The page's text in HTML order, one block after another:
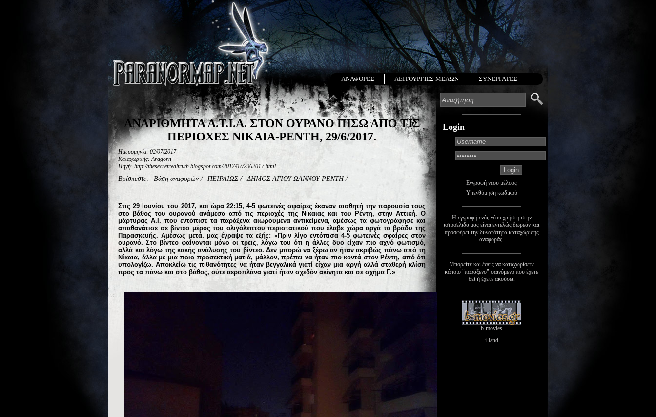
ΑΝΑΦΟΡΕΣ ΛΕΙΤΟΥΡΓΙΕΣ ΜΕΛΩΝ ΣΥΝΕΡΓΑΤΕΣ
ΑΝΑΡΙΘΜΗΤΑ Α.Τ.Ι.Α. ΣΤΟΝ ΟΥΡΑΝΟ ΠΙΣΩ ΑΠΟ ΤΙΣ
ΠΕΡΙΟΧΕΣ ΝΙΚΑΙΑ-ΡΕΝΤΗ, 29/6/2017.
Ημερομηνία: 02/07/2017
Καταχωριτής: Aragorn
Πηγή: http://thesecretrealtruth.blogspot.com/2017/07/2962017.html
Βρίσκεστε: Βάση αναφορών/ ΠΕΙΡΑΙΩΣ / ΔΗΜΟΣ ΑΓΙΟΥ ΩΑΝΝΟΥ ΡΕΝΤΗ/
Στις 29 Ιουνίου του 2017, και ώρα 22:15, 4-5 φωτεινές σφαίρες έκαναν αισθητή την παρουσία τους
στο βάθος του ουρανού ανάμεσα από τις περιοχές της Νίκαιας και του Ρέντη, στην Αττική. Ο
μάρτυρας Α.Ι. που εντόπισε τα παράξενα αιωρούμενα αντικείμενα, αμέσως τα φωτογράφησε και
απαθανάτισε σε βίντεο μέρος του ολιγόλεπτου περιστατικού που έλαβε χώρα αργά το βράδυ της
Παρασκευής. Αμέσως μετά, μας έγραψε τα εξής: «Πριν λίγο εντόπισα 4-5 φωτεινές σφαίρες στον
ουρανό. Στο βίντεο φαίνονται μόνο οι τρεις, λόγω του ότι η άλλες δυο είχαν πιο αχνό φωτισμό,
αλλά και λόγω της κακής ανάλυσης του βίντεο. Δεν μπορώ να ξέρω αν ήταν ακριβώς πάνω από τη
Νίκαια, άλλα με μια ποιο προσεκτική ματιά, μάλλον, πρέπει να ήταν πιο κοντά στον Ρέντη, από ότι
υπολογίζω. Αποκλείω τις πιθανότητες να ήταν βεγγαλικά γιατί είχαν μια αργή αλλά σταθερή κλίση
προς τα πάνω και στο βάθος, ούτε αεροπλάνα γιατί ήταν σχεδόν ακίνητα και σε σχήμα Γ.»
Login
Εγγραφή νέου μέλους
Υπενθύμηση κωδικού
Η εγγραφή ενός νέου χρήστη στην
ιστοσελιδα μας είναι εντελώς δωρεάν και
προσφέρει την δυνατότητα καταχώρισης
αναφοράς.
Μπορείτε και έσεις να καταχωρίσετε
κάποιο "παράξενο" φαινόμενο που έχετε
δεί ή έχετε ακούσει.
b-movies
i-land